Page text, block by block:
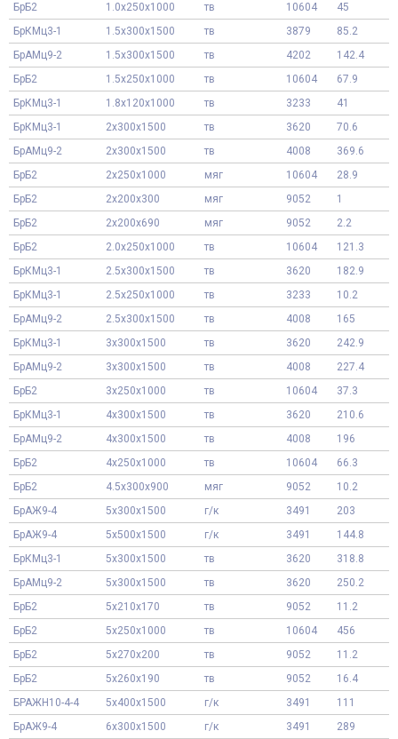
БрБ2 1.0x250x1000 тв 10604
45
БрКМц3-1
1.5x300x1500 тв 3879
85.2
БрАМц9-2
1.5x300x1500 тв 4202
142.4
БрБ2
1.5x250x1000 тв 10604
67.9
БрКМц3-1
1.8x120x1000 тв 3233
41
БрКМц3-1
2x300x1500 тв 3620
70.6
БрАМц9-2
2x300x1500 тв 4008
369.6
БрБ2
2x250x1000 мяг 10604
28.9
БрБ2
2x200x300 мяг 9052
1
БрБ2
2x200x690 мяг 9052
2.2
БрБ2
2.0x250x1000 тв 10604
121.3
БрКМц3-1
2.5x300x1500 тв 3620
182.9
БрКМц3-1
2.5x250x1000 тв 3233
10.2
БрАМц9-2
2.5x300x1500 тв 4008
165
БрКМц3-1
3x300x1500 тв 3620
242.9
БрАМц9-2
3x300x1500 тв 4008
227.4
БрБ2
3x250x1000 тв 10604
37.3
БрКМц3-1
4x300x1500 тв 3620
210.6
БрАМц9-2
4x300x1500 тв 4008
196
БрБ2
4x250x1000 тв 10604
66.3
БрБ2
4.5x300x900 мяг 9052
10.2
БрАЖ9-4
5x300x1500 г/к 3491
203
БрАЖ9-4
5x500x1500 г/к 3491
144.8
БрКМц3-1
5x300x1500 тв 3620
318.8
БрАМц9-2
5x300x1500 тв 3620
250.2
БрБ2
5x210x170 тв 9052
11.2
БрБ2
5x250x1000 тв 10604
456
БрБ2
5x270x200 тв 9052
11.2
БрБ2
5x260x190 тв 9052
16.4
БРАЖН10-4-4
5x400x1500 г/к 3491
111
БрАЖ9-4
6x300x1500 г/к 3491
289